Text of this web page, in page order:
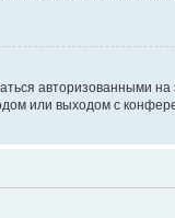
авторизованными
или выходом с